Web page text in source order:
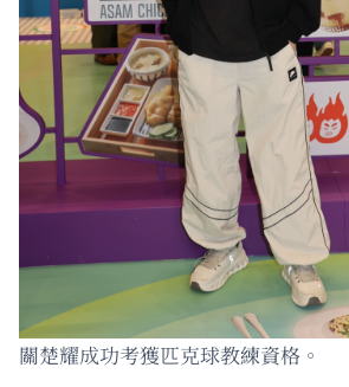
關楚耀成功考獲匹克球教練資格。